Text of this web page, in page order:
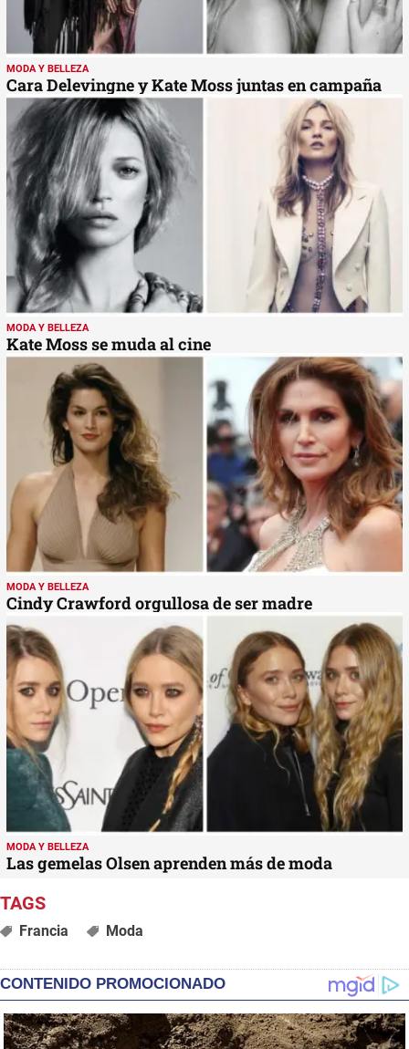
MODA Y BELLEZA
Cara Delevingne y Kate Moss juntas en campaña
MODA Y BELLEZA
Kate Moss se muda al cine
MODA Y BELLEZA
Cindy Crawford orgullosa de ser madre
MODA Y BELLEZA
Las gemelas Olsen aprenden más de moda
Francia Moda
CONTENIDO PROMOCIONADO